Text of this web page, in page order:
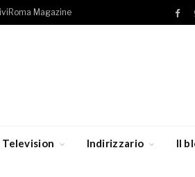
Magazine
Television Indirizzario Il